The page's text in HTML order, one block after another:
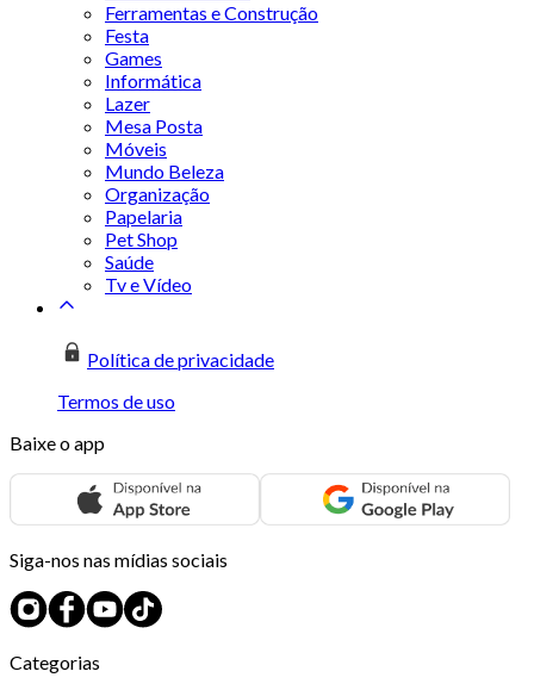
Ferramentas e Construção
Festa
Games
Informática
Lazer
Mesa Posta
Móveis
Mundo Beleza
Organização
Papelaria
Pet Shop
Saúde
Tv e Vídeo
Política de privacidade
Termos de uso
Baixe o app
Siga-nos nas mídias sociais
Categorias